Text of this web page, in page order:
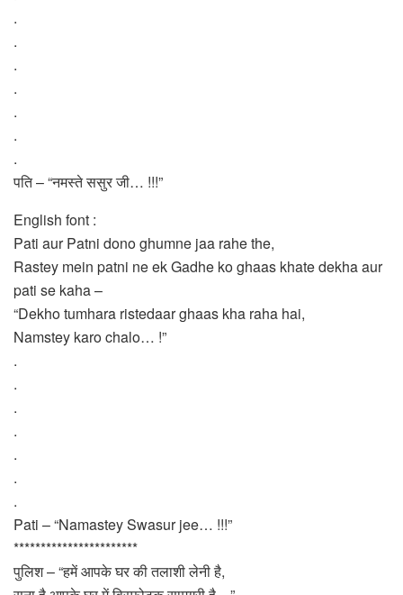
.
.
.
.
.
.
.
पति – “नमस्ते ससुर जी… !!!”
English font :
Pati aur Patni dono ghumne jaa rahe the,
Rastey mein patni ne ek Gadhe ko ghaas khate dekha aur
pati se kaha –
“Dekho tumhara ristedaar ghaas kha raha hai,
Namstey karo chalo… !”
.
.
.
.
.
.
.
Pati – “Namastey Swasur jee… !!!”
***********************
पुलिश – “हमें आपके घर की तलाशी लेनी है,